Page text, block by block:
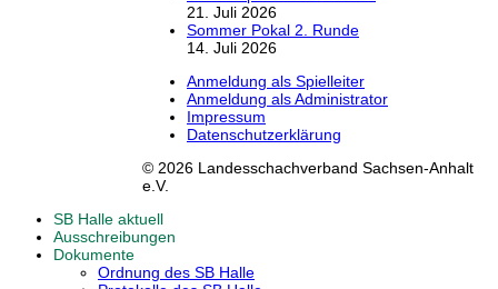
21. Juli 2026
Sommer Pokal 2. Runde
14. Juli 2026
Anmeldung als Spielleiter
Anmeldung als Administrator
Impressum
Datenschutzerklärung
© 2026 Landesschachverband Sachsen-Anhalt
e.V.
SB Halle aktuell
Ausschreibungen
Dokumente
Ordnung des SB Halle